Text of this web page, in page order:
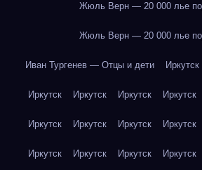
Жюль Верн — 20 000 лье
Жюль Верн — 20 000 лье
Иван Тургенев — Отцы и дети Иркутск
Иркутск Иркутск Иркутск Иркутск
Иркутск Иркутск Иркутск Иркутск
Иркутск Иркутск Иркутск Иркутск